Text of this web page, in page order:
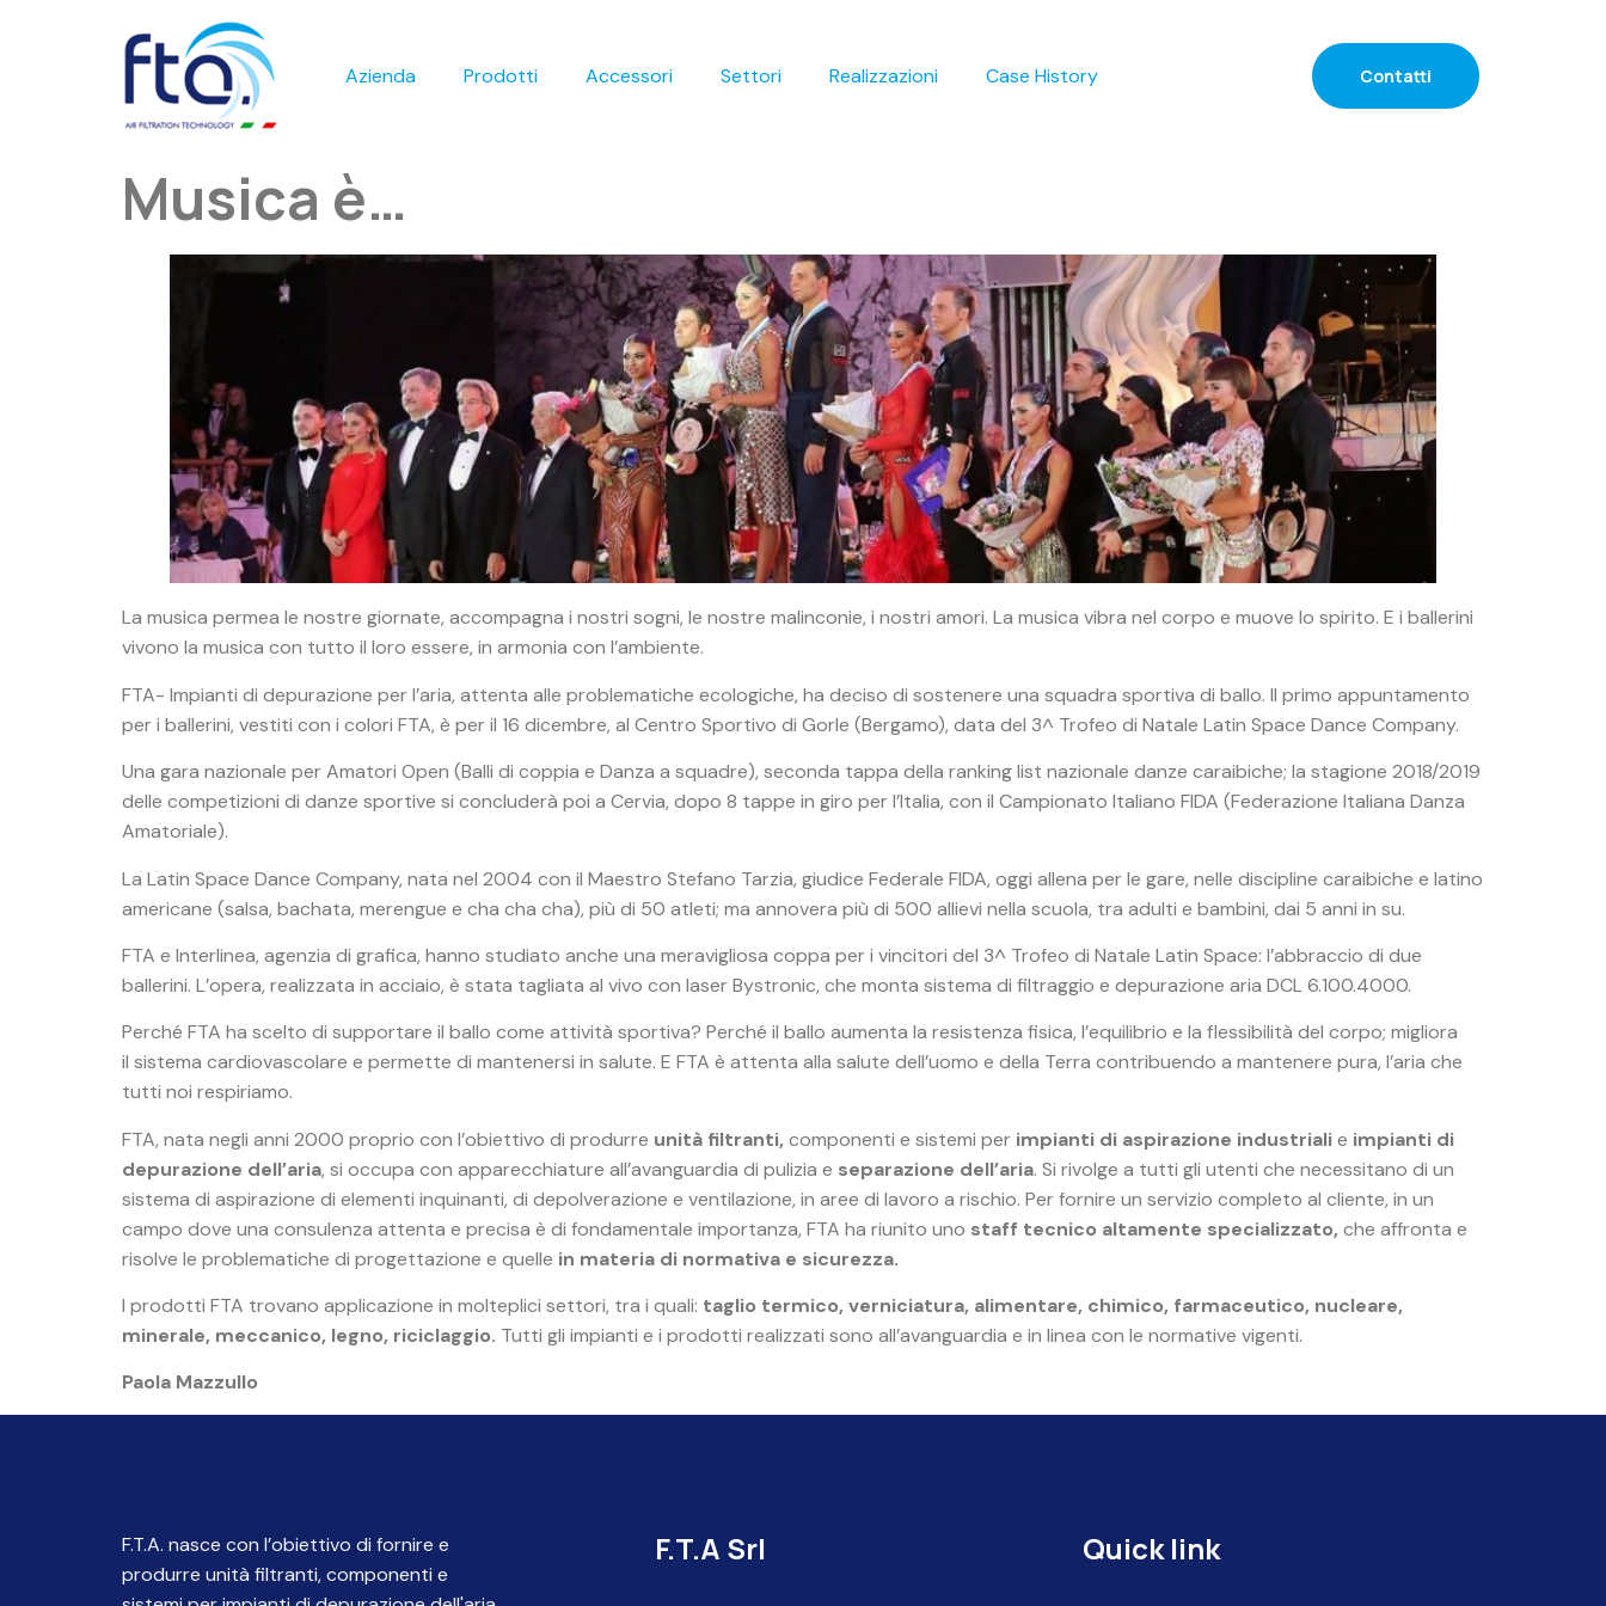
Azienda Prodotti Accessori Settori Realizzazioni Case History Contatti
Musica è…
La musica permea le nostre giornate, accompagna i nostri sogni, le nostre malinconie, i nostri amori. La musica vibra nel corpo e muove lo spirito. E i ballerini
vivono la musica con tutto il loro essere, in armonia con l’ambiente.
FTA- Impianti di depurazione per l’aria, attenta alle problematiche ecologiche, ha deciso di sostenere una squadra sportiva di ballo. Il primo appuntamento
per i ballerini, vestiti con i colori FTA, è per il 16 dicembre, al Centro Sportivo di Gorle (Bergamo), data del 3^ Trofeo di Natale Latin Space Dance Company.
Una gara nazionale per Amatori Open (Balli di coppia e Danza a squadre), seconda tappa della ranking list nazionale danze caraibiche; la stagione 2018/2019
delle competizioni di danze sportive si concluderà poi a Cervia, dopo 8 tappe in giro per l’Italia, con il Campionato Italiano FIDA (Federazione Italiana Danza
Amatoriale).
La Latin Space Dance Company, nata nel 2004 con il Maestro Stefano Tarzia, giudice Federale FIDA, oggi allena per le gare, nelle discipline caraibiche e latino
americane (salsa, bachata, merengue e cha cha cha), più di 50 atleti; ma annovera più di 500 allievi nella scuola, tra adulti e bambini, dai 5 anni in su.
FTA e Interlinea, agenzia di grafica, hanno studiato anche una meravigliosa coppa per i vincitori del 3^ Trofeo di Natale Latin Space: l’abbraccio di due
ballerini. L’opera, realizzata in acciaio, è stata tagliata al vivo con laser Bystronic, che monta sistema di filtraggio e depurazione aria DCL 6.100.4000.
Perché FTA ha scelto di supportare il ballo come attività sportiva? Perché il ballo aumenta la resistenza fisica, l’equilibrio e la flessibilità del corpo; migliora
il sistema cardiovascolare e permette di mantenersi in salute. E FTA è attenta alla salute dell’uomo e della Terra contribuendo a mantenere pura, l’aria che
tutti noi respiriamo.
FTA, nata negli anni 2000 proprio con l’obiettivo di produrre unità filtranti, componenti e sistemi per impianti di aspirazione industrialie impianti di
depurazione dell’aria, si occupa con apparecchiature all’avanguardia di pulizia e separazione dell’aria. Si rivolge a tutti gli utenti che necessitano di un
sistema di aspirazione di elementi inquinanti, di depolverazione e ventilazione, in aree di lavoro a rischio. Per fornire un servizio completo al cliente, in un
campo dove una consulenza attenta e precisa è di fondamentale importanza, FTA ha riunito uno staff tecnico altamente specializzato, che affronta e
risolve le problematiche di progettazione e quelle in materia di normativa e sicurezza.
I prodotti FTA trovano applicazione in molteplici settori, tra i quali: taglio termico, verniciatura, alimentare, chimico, farmaceutico, nucleare,
minerale, meccanico, legno, riciclaggio. Tutti gli impianti e i prodotti realizzati sono all’avanguardia e in linea con le normative vigenti.
Paola Mazzullo
F.T.A. nasce con l’obiettivo di fornire e
produrre unità filtranti, componenti e
F.T.A Srl Quick link